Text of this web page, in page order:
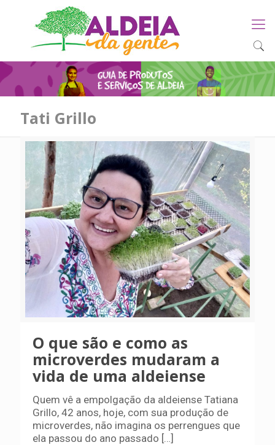
Tati Grillo
O que são e como as
microverdes mudaram a
vida de uma aldeiense
Quem vê a empolgação da aldeiense Tatiana
Grillo, 42 anos, hoje, com sua produção de
microverdes, não imagina os perrengues que
ela passou do ano passado […]